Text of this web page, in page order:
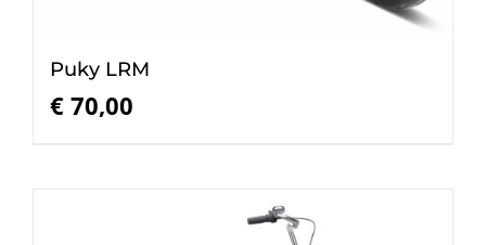
Puky LRM
€ 70,00